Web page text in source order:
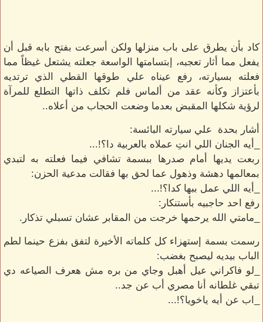
كاد بأن يطرق على باب منزلها ولكن أسرعت بفتح بابه قبل أن
يفعل مما أثار تعجبه، إبتسامتها الواسعة جعلته يشتعل غيظاً مما
فعلته بسيارته، رفع عيناه علي طوقها القطي الذي ترتديه
بأعتزاز وكأنه عقد من ألماس فلم تكلف ذاتها التطلع للمرآة
لرؤية شكلها المقبض بعدما وضعت الحجاب من أعلاه..
أشار بحدة علي سيارته البائسة:
_أيه الجنان اللي انتِ عملاه بالعربية دا؟!...
ربعت يديها أمام صدرها ببسمة تشافي فيما فعلته به لتبدي
بمعالمها دهشة وذهول عما لحق بها فقالت مدعية الحزن:
_أيه اللي عمل ببها كدا؟!...
رفع احد حاجبيه بأستنكار:
_مامتي الله يرحمها خرجت من المقابر عشان تسبلي تذكار.
رسمت بسمة إستهزاء كل كلماته الأخيرة لتفق بفزع حينما لطم
الباب بيديه ليصبح بغضب:
_لو فاكراني عيل أهبل وجاي من بره مش هعرف الصياعه دي
تبقي غلطانه أنا مصري أب عن جد..
_اب عن أيه ياخويا؟!...